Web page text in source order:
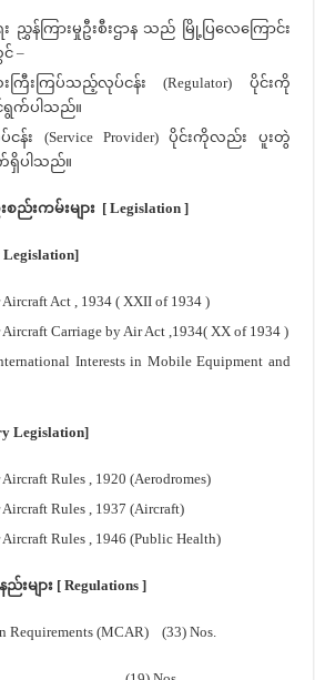
ညွှန်ကြားမှုဦးစီးဌာန သည် မြို့ပြလေကြောင်း
–
းကြီးကြပ်သည့်လုပ်ငန်း (Regulator) ပိုင်းကို
က်ပါသည်။
န်း (Service Provider) ပိုင်းကိုလည်း ပူးတွဲ
ရှိပါသည်။
ည်းကမ်းများ [ Legislation ]
Act , 1934 ( XXII of 1934 )
Carriage by Air Act ,1934( XX of 1934 )
Interests in Mobile Equipment and
Legislation]
Rules , 1920 (Aerodromes)
Rules , 1937 (Aircraft)
Rules , 1946 (Public Health)
ျား [ Regulations ]
(MCAR) (33) Nos.